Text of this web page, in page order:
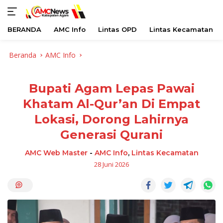
BERANDA AMC Info Lintas OPD Lintas Kecamatan
Beranda AMC Info
Bupati Agam Lepas Pawai
Khatam Al-Qur’an Di Empat
Lokasi, Dorong Lahirnya
Generasi Qurani
AMC Web Master- AMC Info, Lintas Kecamatan
28 Juni 2026